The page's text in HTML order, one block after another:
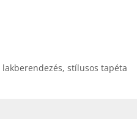
lakberendezés, stílusos tapéta